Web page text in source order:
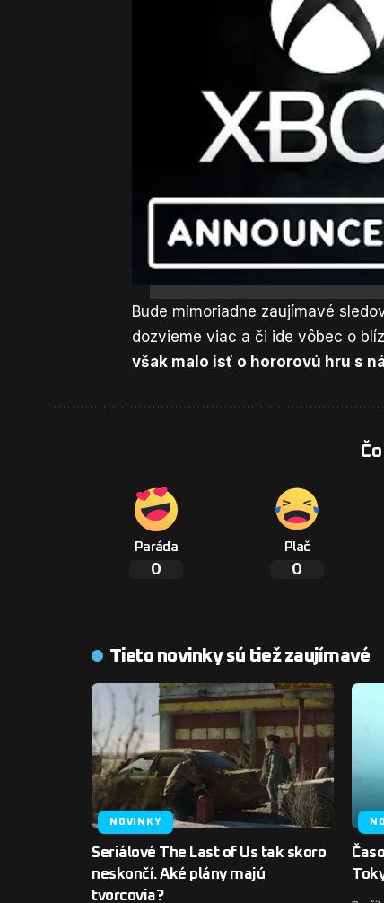
spoločnosťou Sony a jej značkou
Bude mimoriadne zaujímavé
dozvieme viac a či ide vôbec o
však malo isť o hororovú hru s
Paráda
0
Plač
0
Tieto novinky sú tiež zaujímavé
NOVINKY
Seriálové The Last of Us tak skoro
neskončí. Aké plány majú
tvorcovia?